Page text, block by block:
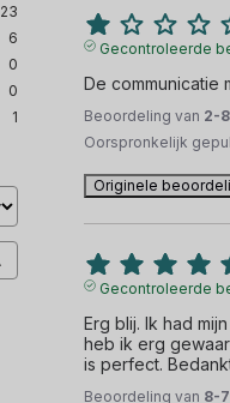
23
6
0
0
1
Gecontroleerde
De communicatie
Beoordeling van 2-
Oorspronkelijk
Originele
Gecontroleerde
Erg blij. Ik had
heb ik erg
is perfect.
Beoordeling van 8-